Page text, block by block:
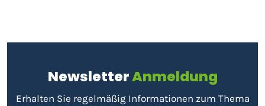
NewsletterAnmeldung
Erhalten Sie regelmäßig Informationen zum Thema